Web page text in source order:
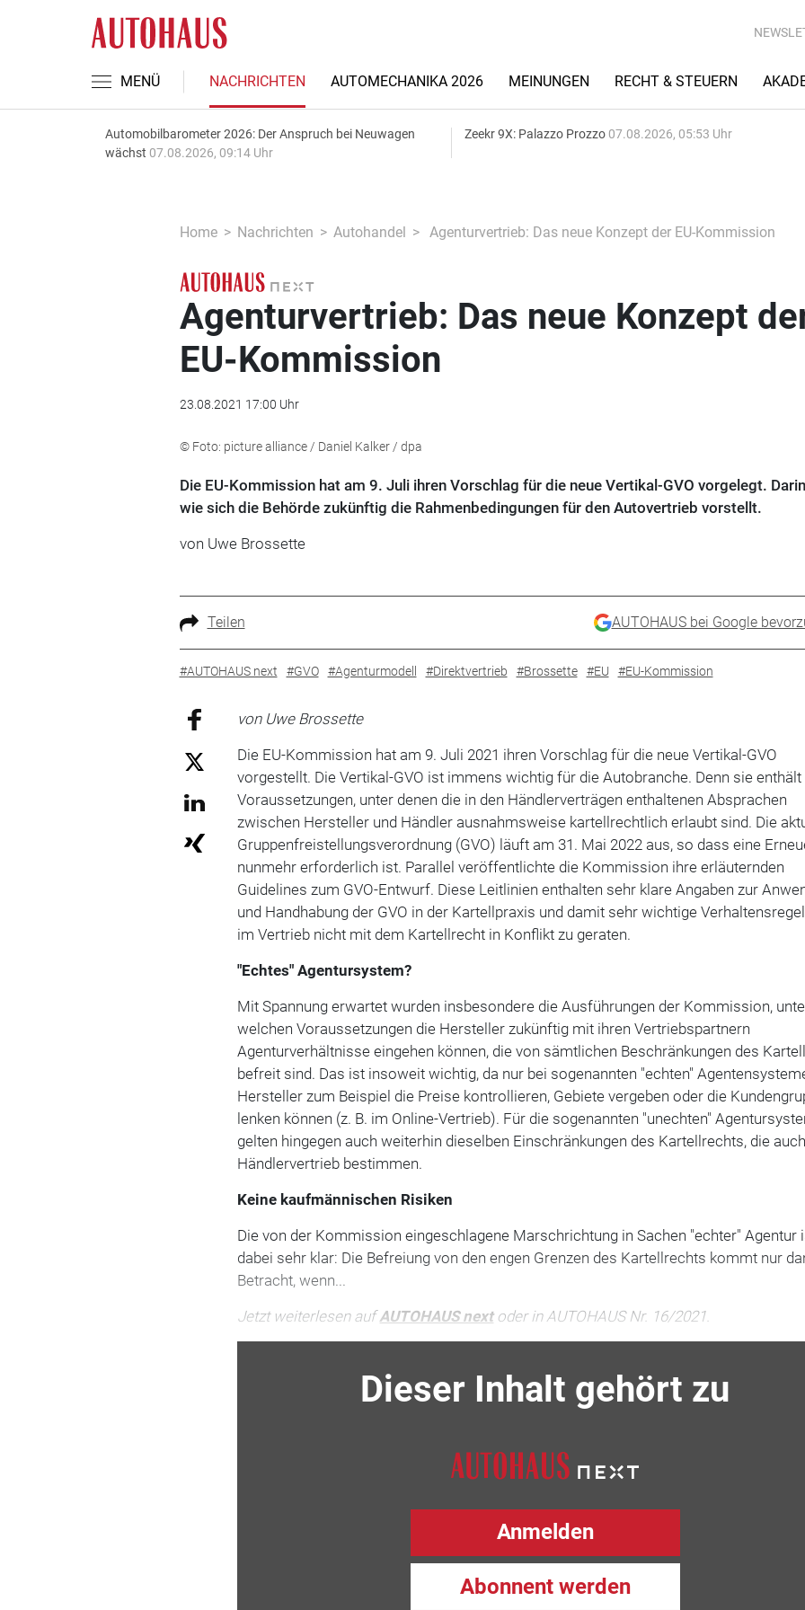
MENÜ NACHRICHTEN AUTOMECHANIKA 2026 MEINUNGEN RECHT & STEUERN
Automobilbarometer 2026: Der Anspruch bei Neuwagen
wächst 07.08.2026, 09:14 Uhr
Zeekr 9X: Palazzo Prozzo 07.08.2026, 05:53 Uhr
Home Nachrichten Autohandel Agenturvertrieb: Das neue Konzept der EU-Kommission
Agenturvertrieb: Das neue Konzept
EU-Kommission
23.08.2021 17:00 Uhr
© Foto: picture alliance / Daniel Kalker / dpa
Die EU-Kommission hat am 9. Juli ihren Vorschlag für die neue Vertikal-GVO vorgelegt.
wie sich die Behörde zukünftig die Rahmenbedingungen für den Autovertrieb vorstellt.
von Uwe Brossette
Teilen AUTOHAUS bei Google
#AUTOHAUS next #GVO #Agenturmodell #Direktvertrieb #Brossette #EU #EU-Kommission
von Uwe Brossette
Die EU-Kommission hat am 9. Juli 2021 ihren Vorschlag für die neue Vertikal-GVO
vorgestellt. Die Vertikal-GVO ist immens wichtig für die Autobranche. Denn sie enthält
Voraussetzungen, unter denen die in den Händlerverträgen enthaltenen Absprachen
zwischen Hersteller und Händler ausnahmsweise kartellrechtlich erlaubt sind. Die
Gruppenfreistellungsverordnung (GVO) läuft am 31. Mai 2022 aus, so dass eine
nunmehr erforderlich ist. Parallel veröffentlichte die Kommission ihre erläuternden
Guidelines zum GVO-Entwurf. Diese Leitlinien enthalten sehr klare Angaben zur
und Handhabung der GVO in der Kartellpraxis und damit sehr wichtige
im Vertrieb nicht mit dem Kartellrecht in Konflikt zu geraten.
"Echtes" Agentursystem?
Mit Spannung erwartet wurden insbesondere die Ausführungen der Kommission,
welchen Voraussetzungen die Hersteller zukünftig mit ihren Vertriebspartnern
Agenturverhältnisse eingehen können, die von sämtlichen Beschränkungen des
befreit sind. Das ist insoweit wichtig, da nur bei sogenannten "echten"
Hersteller zum Beispiel die Preise kontrollieren, Gebiete vergeben oder die
lenken können (z. B. im Online-Vertrieb). Für die sogenannten "unechten"
gelten hingegen auch weiterhin dieselben Einschränkungen des Kartellrechts, die
Händlervertrieb bestimmen.
Keine kaufmännischen Risiken
Die von der Kommission eingeschlagene Marschrichtung in Sachen "echter" Agentur
dabei sehr klar: Die Befreiung von den engen Grenzen des Kartellrechts kommt nur
Betracht, wenn...
Jetzt weiterlesen aufAUTOHAUS nextoder in AUTOHAUS Nr. 16/2021.
Dieser Inhalt gehört zu
Anmelden
Abonnent werden